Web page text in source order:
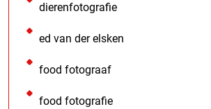
dierenfotografie
ed van der elsken
food fotograaf
food fotografie